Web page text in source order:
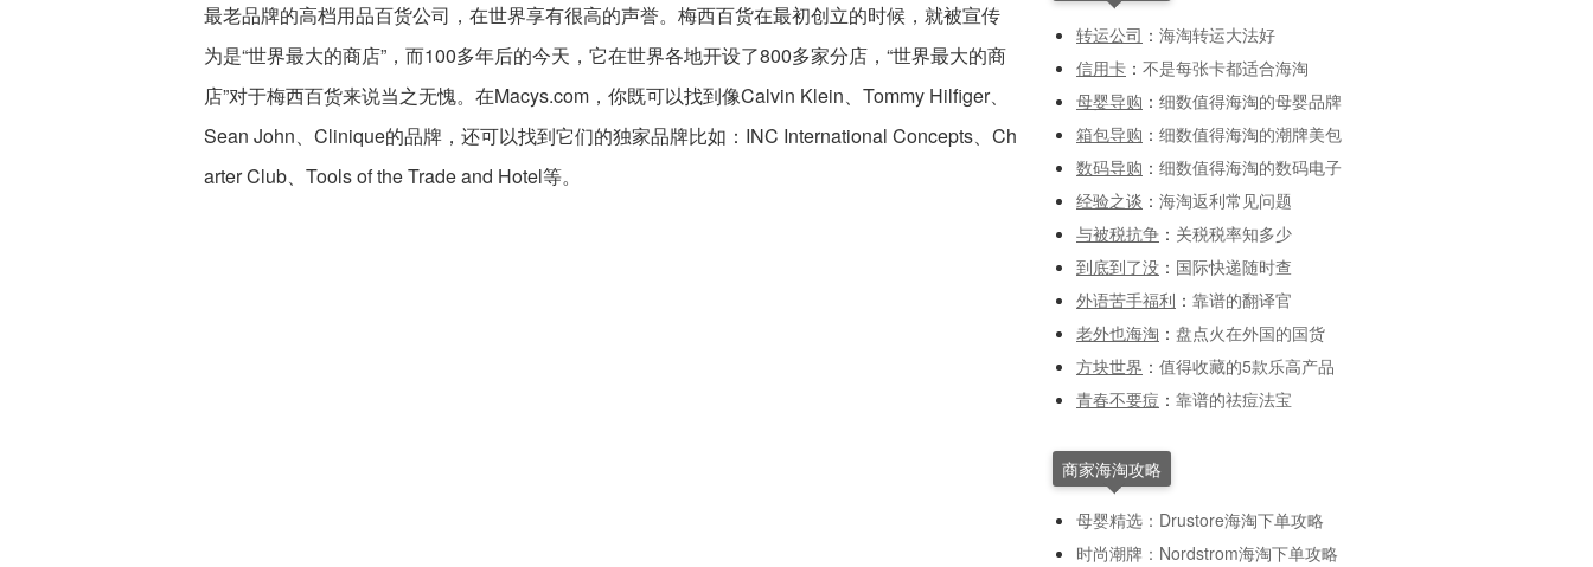
最老品牌的高档用品百货公司，在世界享有很高的声誉。梅西百货在最初创立的时候，就被宣传
为是“世界最大的商店”，而100多年后的今天，它在世界各地开设了800多家分店，“世界最大的商
店”对于梅西百货来说当之无愧。在Macys.com，你既可以找到像Calvin Klein、Tommy Hilfiger、
Sean John、Clinique的品牌，还可以找到它们的独家品牌比如：INC International Concepts、Ch
arter Club、Tools of the Trade and Hotel等。
转运公司 ： 海淘转运大法好
信用卡 ： 不是每张卡都适合海淘
母婴导购 ： 细数值得海淘的母婴品牌
箱包导购 ： 细数值得海淘的潮牌美包
数码导购 ： 细数值得海淘的数码电子
经验之谈 ： 海淘返利常见问题
与被税抗争 ： 关税税率知多少
到底到了没 ： 国际快递随时查
外语苦手福利 ： 靠谱的翻译官
老外也海淘 ： 盘点火在外国的国货
方块世界 ： 值得收藏的5款乐高产品
青春不要痘 ： 靠谱的祛痘法宝
商家海淘攻略
母婴精选：Drustore海淘下单攻略
时尚潮牌：Nordstrom海淘下单攻略